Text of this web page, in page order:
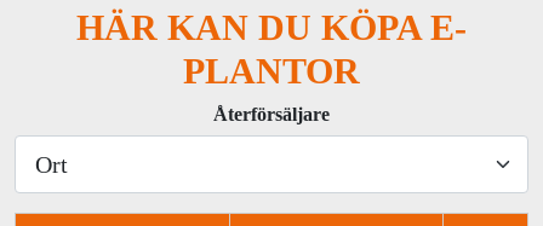
HÄR KAN DU KÖPA E-
PLANTOR
Återförsäljare